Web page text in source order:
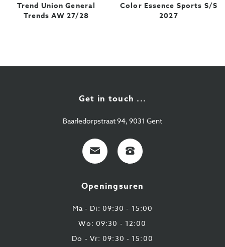
Trend Union General
Trends AW 27/28
Color Essence Sports S/S
2027
Get in touch ...
Baarledorpstraat 94, 9031 Gent
E-
mail
+32
9
43
87
Openingsuren
Ma - Di: 09:30 - 15:00
Wo: 09:30 - 12:00
Do - Vr: 09:30 - 15:00